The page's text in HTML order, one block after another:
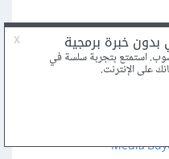
Confidence